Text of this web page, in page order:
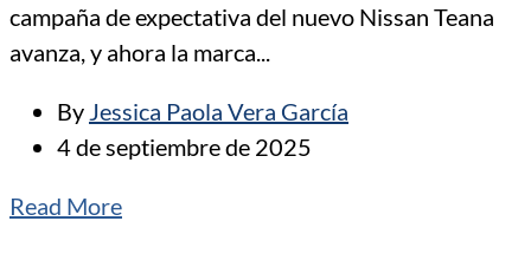
campaña de expectativa del nuevo Nissan Teana
avanza, y ahora la marca...
By Jessica Paola Vera García
4 de septiembre de 2025
Read More